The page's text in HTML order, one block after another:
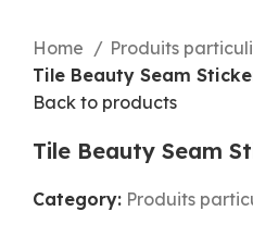
Home
Produits
Tile Beauty Seam
Back to products
Tile Beauty Seam
Category: Produits